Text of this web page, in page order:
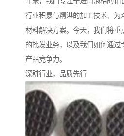
行业积累与精湛的加工技术，为
材料解决方案。今天，我们将重
的批发业务，以及我们如何通过
产品竞争力。
深耕行业，品质先行